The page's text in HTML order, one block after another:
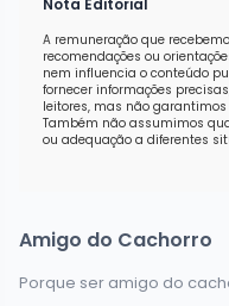
Nota Editorial
A remuneração que
recomendações ou
nem influencia o conteúdo
fornecer informações
leitores, mas não
Também não assumimos
ou adequação a diferentes
Amigo do Cachorro
Porque ser amigo do